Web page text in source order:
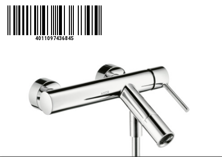
4011097436845